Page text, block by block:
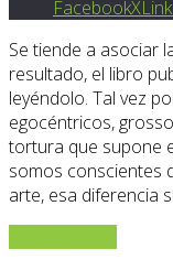
FacebookX
Se tiende a asociar
resultado, el libro
leyéndolo. Tal vez
egocéntricos,
tortura que supone
somos conscientes
arte, esa diferencia